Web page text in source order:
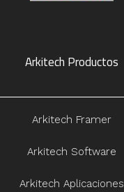
Arkitech Productos
Arkitech Framer
Arkitech Software
Arkitech Aplicaciones